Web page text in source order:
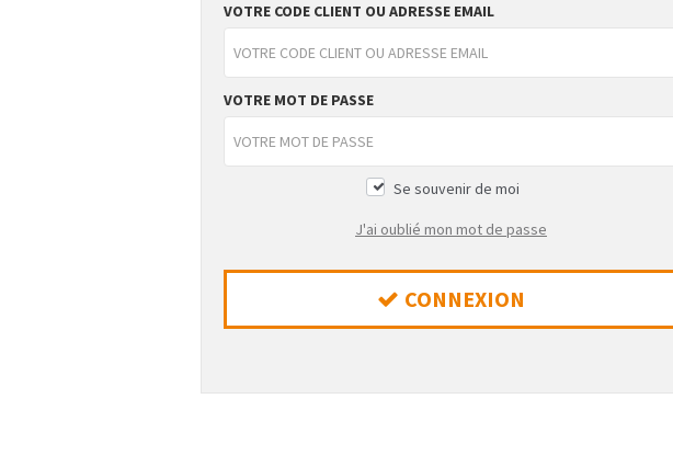
VOTRE CODE CLIENT OU ADRESSE EMAIL
VOTRE MOT DE PASSE
Se souvenir de moi
J'ai oublié mon mot de passe
CONNEXION